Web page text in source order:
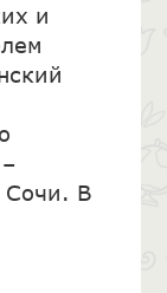
и
Сочи. В